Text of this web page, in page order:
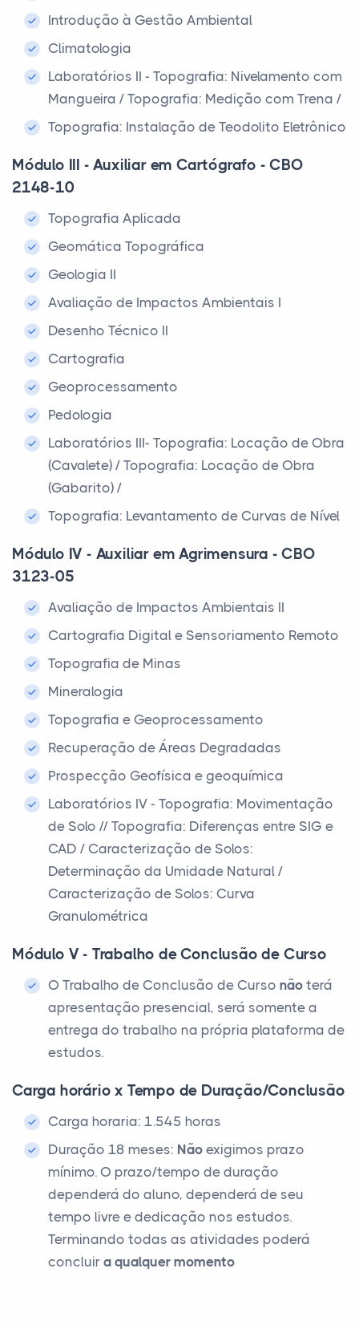
Introdução à Gestão Ambiental
Climatologia
Laboratórios II - Topografia: Nivelamento com
Mangueira / Topografia: Medição com Trena /
Topografia: Instalação de Teodolito Eletrônico
Módulo III - Auxiliar em Cartógrafo - CBO
2148-10
Topografia Aplicada
Geomática Topográfica
Geologia II
Avaliação de Impactos Ambientais I
Desenho Técnico II
Cartografia
Geoprocessamento
Pedologia
Laboratórios III- Topografia: Locação de Obra
(Cavalete) / Topografia: Locação de Obra
(Gabarito) /
Topografia: Levantamento de Curvas de Nível
Módulo IV - Auxiliar em Agrimensura - CBO
3123-05
Avaliação de Impactos Ambientais II
Cartografia Digital e Sensoriamento Remoto
Topografia de Minas
Mineralogia
Topografia e Geoprocessamento
Recuperação de Áreas Degradadas
Prospecção Geofísica e geoquímica
Laboratórios IV - Topografia: Movimentação
de Solo // Topografia: Diferenças entre SIG e
CAD / Caracterização de Solos:
Determinação da Umidade Natural /
Caracterização de Solos: Curva
Granulométrica
Módulo V - Trabalho de Conclusão de Curso
O Trabalho de Conclusão de Curso não terá
apresentação presencial, será somente a
entrega do trabalho na própria plataforma de
estudos.
Carga horário x Tempo de Duração/Conclusão
Carga horaria: 1.545 horas
Duração 18 meses: Não exigimos prazo
mínimo. O prazo/tempo de duração
dependerá do aluno, dependerá de seu
tempo livre e dedicação nos estudos.
Terminando todas as atividades poderá
concluir a qualquer momento